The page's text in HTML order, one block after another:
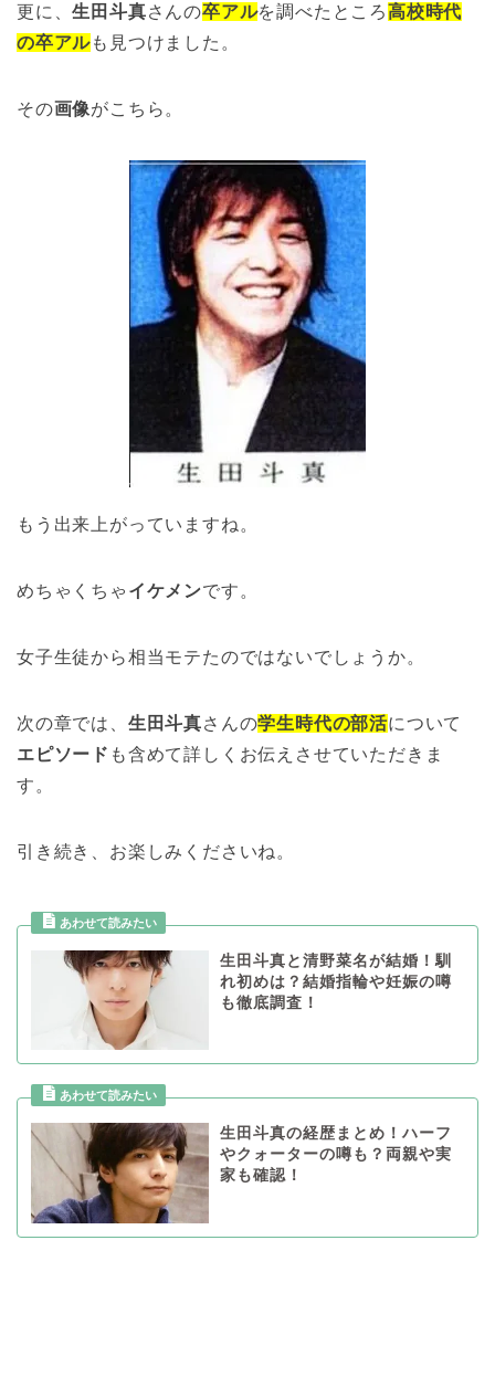
更に、生田斗真さんの卒アルを調べたところ高校時代
の卒アルも見つけました。
その画像がこちら。
もう出来上がっていますね。
めちゃくちゃ イケメンです。
女子生徒から相当モテたのではないでしょうか。
次の章では、 生田斗真さんの学生時代の部活について
エピソード も含めて詳しくお伝えさせていただきま
す。
引き続き、お楽しみくださいね。
生田斗真と清野菜名が結婚！馴
れ初めは？結婚指輪や妊娠の噂
も徹底調査！
生田斗真の経歴まとめ！ハーフ
やクォーターの噂も？両親や実
家も確認！